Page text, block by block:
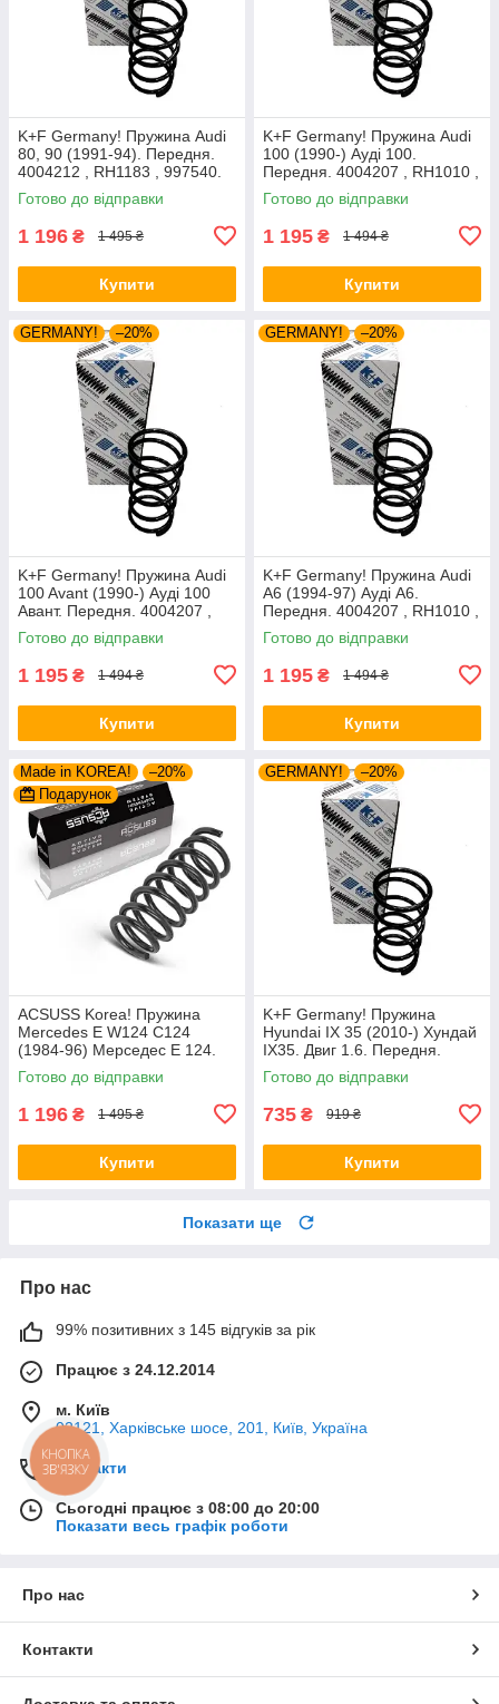
K+F Germany! Пружина Audi
80, 90 (1991-94). Передня.
4004212 , RH1183 , 997540.
К+Ф Німеччина
Готово до відправки
1 196 ₴ 1 495 ₴
Купити
K+F Germany! Пружина Audi
100 (1990-) Ауді 100.
Передня. 4004207 , RH1010 ,
997224. К+Ф Німеччина
Готово до відправки
1 195 ₴ 1 494 ₴
Купити
GERMANY! –20%
K+F Germany! Пружина Audi
100 Avant (1990-) Ауді 100
Авант. Передня. 4004207 ,
RH1010 , 997224. К+Ф
Німеччина
Готово до відправки
1 195 ₴ 1 494 ₴
Купити
GERMANY! –20%
K+F Germany! Пружина Audi
A6 (1994-97) Ауді А6.
Передня. 4004207 , RH1010 ,
997224. К+Ф Німеччина
Готово до відправки
1 195 ₴ 1 494 ₴
Купити
Made in KOREA!
–20%
Подарунок
ACSUSS Korea! Пружина
Mercedes E W124 C124
(1984-96) Мерседес Е 124.
Задня. 4256803 , RD5084 ,
996072. Аксусс Корея
Готово до відправки
1 196 ₴ 1 495 ₴
Купити
GERMANY! –20%
K+F Germany! Пружина
Hyundai IX 35 (2010-) Хундай
IX35. Двиг 1.6. Передня.
4037261 , RA3461 , 998967.
К+Ф Німеччина
Готово до відправки
735 ₴ 919 ₴
Купити
Показати ще
Про нас
99% позитивних з 145 відгуків за рік
Працює з 24.12.2014
м. Київ
02121, Харківське шосе, 201, Київ, Україна
Контакти
Сьогодні працює з 08:00 до 20:00
Показати весь графік роботи
Про нас
Контакти
КНОПКА
ЗВ'ЯЗКУ